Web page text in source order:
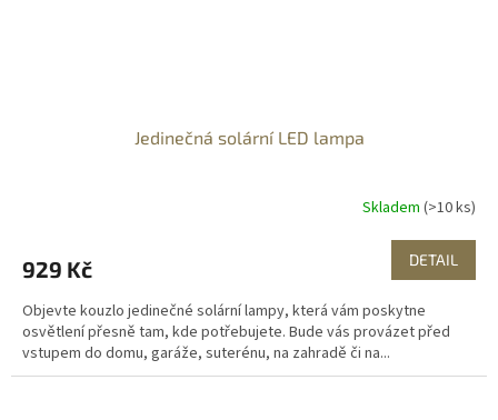
Jedinečná solární LED lampa
Skladem (>10 ks)
929 Kč DETAIL
Objevte kouzlo jedinečné solární lampy, která vám poskytne
osvětlení přesně tam, kde potřebujete. Bude vás provázet před
vstupem do domu, garáže, suterénu, na zahradě či na...